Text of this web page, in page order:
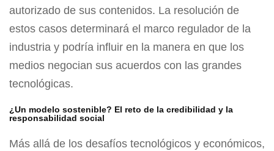
autorizado de sus contenidos. La resolución de
estos casos determinará el marco regulador de la
industria y podría influir en la manera en que los
medios negocian sus acuerdos con las grandes
tecnológicas.
¿Un modelo sostenible? El reto de la credibilidad y la
responsabilidad social
Más allá de los desafíos tecnológicos y económicos,